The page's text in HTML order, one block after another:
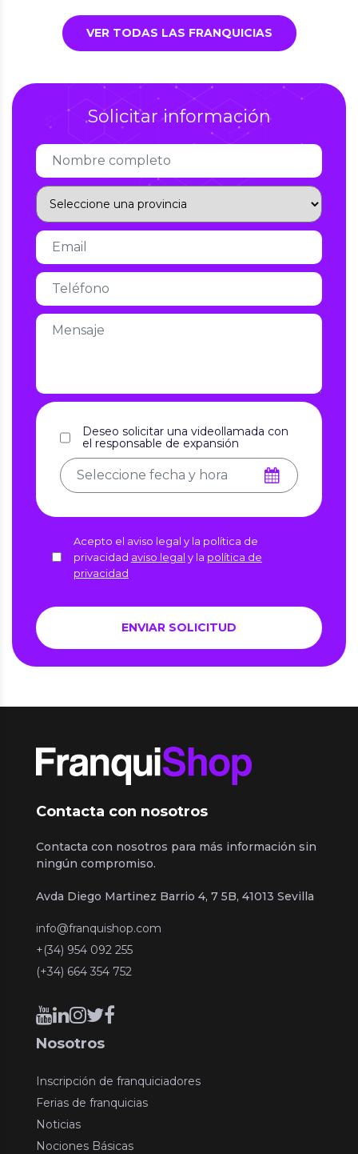
VER TODAS LAS FRANQUICIAS
Solicitar información
Deseo solicitar una videollamada con
el responsable de expansión
Acepto el aviso legal y la política de
privacidad aviso legal y la política de
privacidad
Contacta con nosotros
Contacta con nosotros para más información sin
ningún compromiso.
Avda Diego Martinez Barrio 4, 7 5B, 41013 Sevilla
info@franquishop.com
+(34) 954 092 255
(+34) 664 354 752
Nosotros
Inscripción de franquiciadores
Ferias de franquicias
Noticias
Nociones Básicas